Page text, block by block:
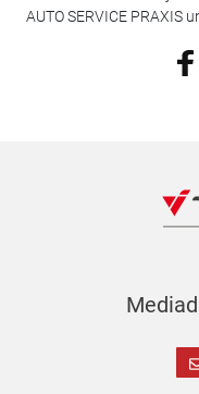
AUTO SERVICE PRAXIS